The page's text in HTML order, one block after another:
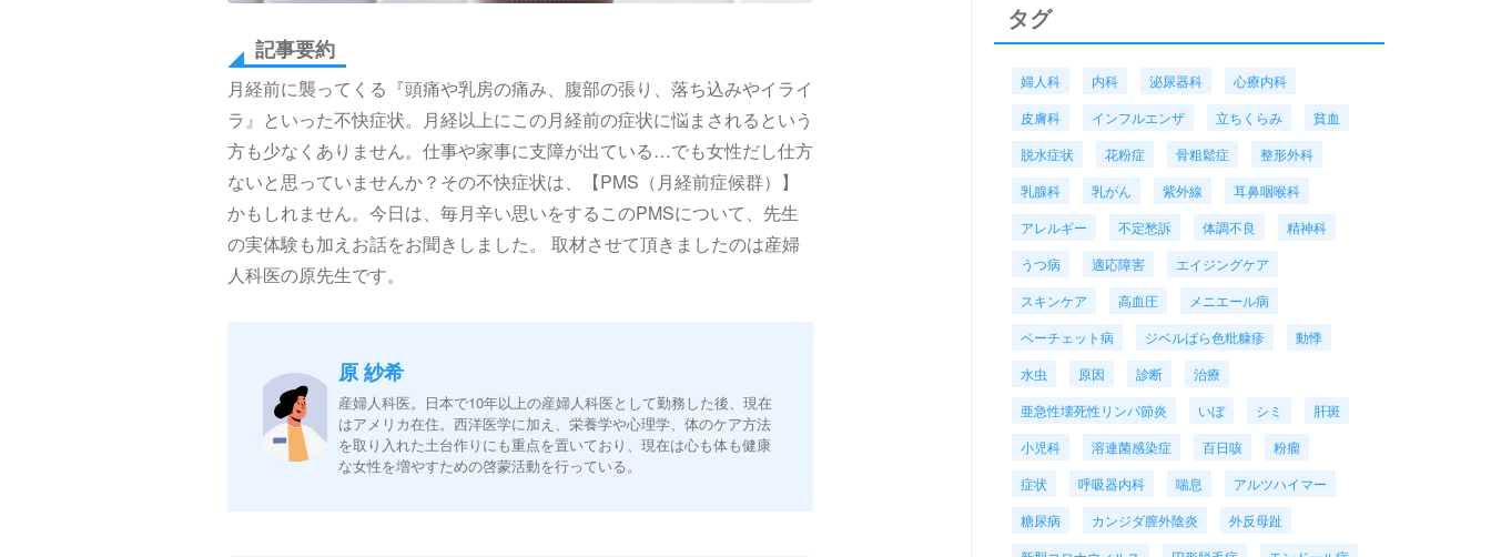
記事要約
月経前に襲ってくる『頭痛や乳房の痛み、腹部の張り、落ち込みやイライ
ラ』といった不快症状。月経以上にこの月経前の症状に悩まされるという
方も少なくありません。仕事や家事に支障が出ている…でも女性だし仕方
ないと思っていませんか？その不快症状は、【PMS（月経前症候群）】
かもしれません。今日は、毎月辛い思いをするこのPMSについて、先生
の実体験も加えお話をお聞きしました。 取材させて頂きましたのは産婦
人科医の原先生です。
原 紗希
産婦人科医。日本で10年以上の産婦人科医として勤務した後、現在
はアメリカ在住。西洋医学に加え、栄養学や心理学、体のケア方法
を取り入れた土台作りにも重点を置いており、現在は心も体も健康
な女性を増やすための啓蒙活動を行っている。
タグ
婦人科 内科 泌尿器科
心療内科
皮膚科
インフルエンザ 立ちくらみ
貧血
脱水症状
花粉症 骨粗鬆症
整形外科
乳腺科
乳がん 紫外線
耳鼻咽喉科
アレルギー
不定愁訴 体調不良
精神科
うつ病
適応障害
エイジングケア
スキンケア
高血圧
メニエール病
ベーチェット病
ジベルばら色粃糠疹
動悸
水虫
原因 診断
治療
亜急性壊死性リンパ節炎
いぼ シミ
肝斑
小児科
溶連菌感染症 百日咳
粉瘤
症状
呼吸器内科 喘息
アルツハイマー
糖尿病
カンジダ膣外陰炎
外反母趾